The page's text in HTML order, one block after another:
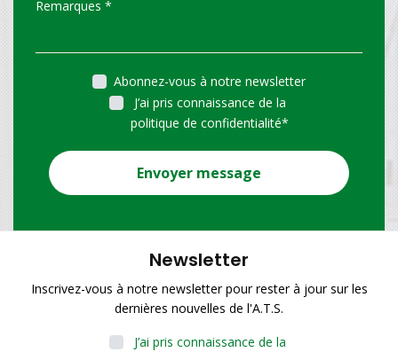
Abonnez-vous à notre newsletter
J’ai pris connaissance de la
politique de confidentialité*
Envoyer message
Newsletter
Inscrivez-vous à notre newsletter pour rester à jour sur les
dernières nouvelles de l'A.T.S.
J’ai pris connaissance de la